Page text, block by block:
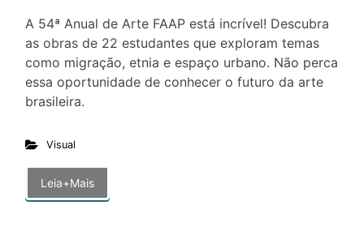
A 54ª Anual de Arte FAAP está incrível! Descubra
as obras de 22 estudantes que exploram temas
como migração, etnia e espaço urbano. Não perca
essa oportunidade de conhecer o futuro da arte
brasileira.
Visual
Leia+Mais